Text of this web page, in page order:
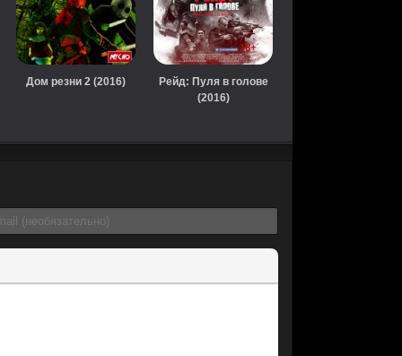
Дом резни 2 (2016)
Рейд: Пуля в голове
(2016)